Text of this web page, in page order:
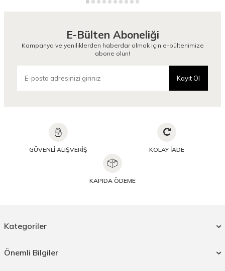
E-Bülten Aboneliği
Kampanya ve yeniliklerden haberdar olmak için e-bültenimize
abone olun!
Kayıt Ol
GÜVENLİ ALIŞVERİŞ KOLAY İADE
KAPIDA ÖDEME
Kategoriler
Önemli Bilgiler